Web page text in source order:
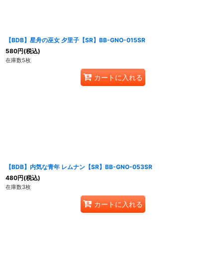
【BDB】星舟の巫女 夕里子【SR】BB-GNO-015SR
580円(税込)
在庫数5枚
カートに入れる
【BDB】内気な青年 レムナン【SR】BB-GNO-053SR
480円(税込)
在庫数3枚
カートに入れる